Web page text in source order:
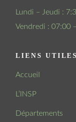
Lundi – Jeudi :
Vendredi : 07:00
LIENS UTILES
Accueil
L’INSP
Départements